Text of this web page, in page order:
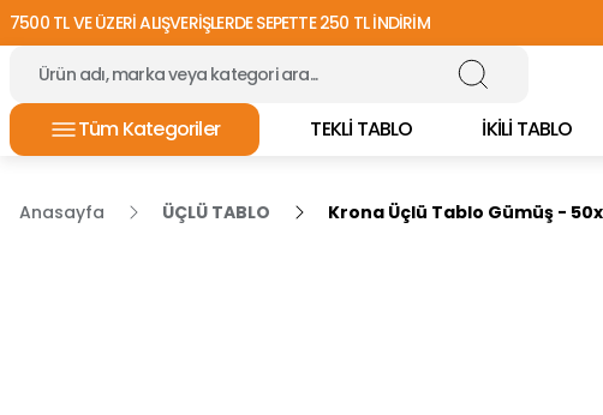
7500 TL VE ÜZERİ ALIŞVERİŞLERDE SEPETTE 250 TL İNDİRİM
Tüm Kategoriler TEKLİ TABLO İKİLİ TABLO
Anasayfa ÜÇLÜ TABLO Krona Üçlü Tablo Gümüş -